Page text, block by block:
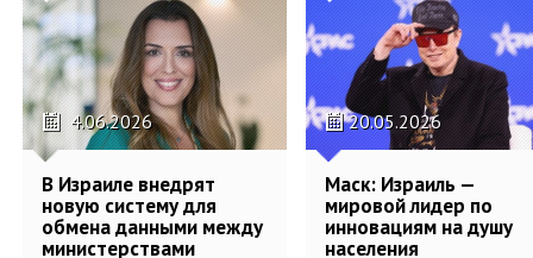
4.06.2026
В Израиле внедрят
новую систему для
обмена данными между
министерствами
20.05.2026
Маск: Израиль —
мировой лидер по
инновациям на душу
населения